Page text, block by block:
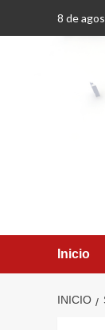
8 de
Inicio
INICIO